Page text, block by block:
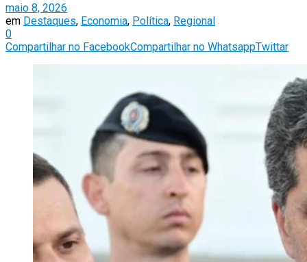
maio 8, 2026
em Destaques, Economia, Política, Regional
0
Compartilhar no FacebookCompartilhar no WhatsappTwittar